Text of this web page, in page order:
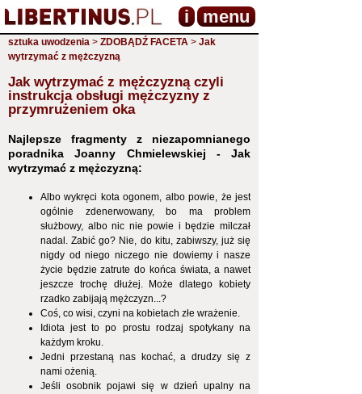
i menu
sztuka uwodzenia > ZDOBĄDŹ FACETA > Jak
wytrzymać z mężczyzną
Jak wytrzymać z mężczyzną czyli
instrukcja obsługi mężczyzny z
przymrużeniem oka
Najlepsze fragmenty z niezapomnianego
poradnika Joanny Chmielewskiej - Jak
wytrzymać z mężczyzną:
Albo wykręci kota ogonem, albo powie, że jest
ogólnie zdenerwowany, bo ma problem
służbowy, albo nic nie powie i będzie milczał
nadal. Zabić go? Nie, do kitu, zabiwszy, już się
nigdy od niego niczego nie dowiemy i nasze
życie będzie zatrute do końca świata, a nawet
jeszcze trochę dłużej. Może dlatego kobiety
rzadko zabijają mężczyzn...?
Coś, co wisi, czyni na kobietach złe wrażenie.
Idiota jest to po prostu rodzaj spotykany na
każdym kroku.
Jedni przestaną nas kochać, a drudzy się z
nami ożenią.
Jeśli osobnik pojawi się w dzień upalny na